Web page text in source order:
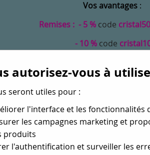
Vos avantages:
Remises : - 5 % code cristal50
- 10 % code
autorisez-vous à
seront utiles pour :
l'interface et les fonctionnalités
les campagnes marketing et
produits
l'authentification et surveiller les